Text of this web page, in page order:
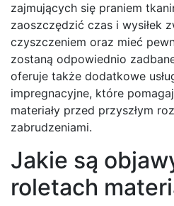
zajmujących się praniem
zaoszczędzić czas i wysiłek
czyszczeniem oraz mieć
zostaną odpowiednio
oferuje także dodatkowe
impregnacyjne, które
materiały przed przyszłym
zabrudzeniami.
Jakie są
roletach